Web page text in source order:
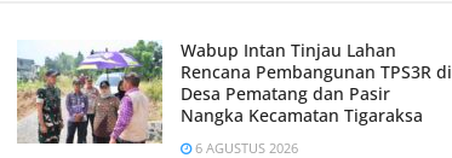
Wabup Intan Tinjau Lahan
Rencana Pembangunan TPS3R di
Desa Pematang dan Pasir
Nangka Kecamatan Tigaraksa
6 AGUSTUS 2026